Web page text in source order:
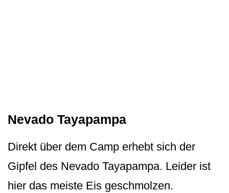
Nevado Tayapampa
Direkt über dem Camp erhebt sich der
Gipfel des Nevado Tayapampa. Leider ist
hier das meiste Eis geschmolzen.